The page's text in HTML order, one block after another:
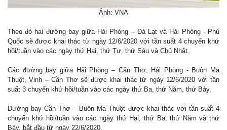
Ảnh: VNA
Theo đó hai đường bay giữa Hải Phòng – Đà Lạt và Hải Phòng - Phú
Quốc sẽ được khai thác từ ngày 12/6/2020 với tần suất 4 chuyến khứ
hồi/tuần vào các ngày thứ Hai, thứ Tư, thứ Sáu và Chủ Nhật.
Các đường bay giữa Hải Phòng – Cần Thơ, Hải Phòng - Buôn Ma
Thuột, Vinh – Cần Thơ sẽ được khai thác từ ngày 12/6/2020 với tần
suất 3 chuyến khứ hồi/tuần vào các ngày thứ Ba, thứ Năm, thứ Bảy.
Đường bay Cần Thơ – Buôn Ma Thuột được khai thác với tần suất 4
chuyến khứ hồi/tuần vào các ngày thứ Hai, thứ Ba, thứ Năm và thứ
Bảy, bắt đầu từ ngày 22/6/2020.